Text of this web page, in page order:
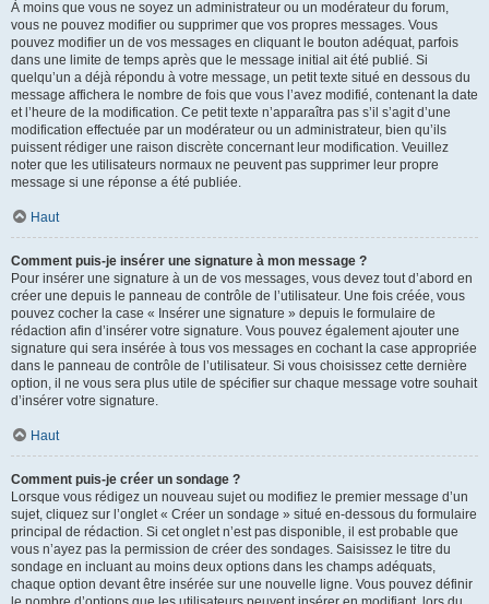
À moins que vous ne soyez un administrateur ou un modérateur du forum,
vous ne pouvez modifier ou supprimer que vos propres messages. Vous
pouvez modifier un de vos messages en cliquant le bouton adéquat, parfois
dans une limite de temps après que le message initial ait été publié. Si
quelqu’un a déjà répondu à votre message, un petit texte situé en dessous du
message affichera le nombre de fois que vous l’avez modifié, contenant la date
et l’heure de la modification. Ce petit texte n’apparaîtra pas s’il s’agit d’une
modification effectuée par un modérateur ou un administrateur, bien qu’ils
puissent rédiger une raison discrète concernant leur modification. Veuillez
noter que les utilisateurs normaux ne peuvent pas supprimer leur propre
message si une réponse a été publiée.
Haut
Comment puis-je insérer une signature à mon message ?
Pour insérer une signature à un de vos messages, vous devez tout d’abord en
créer une depuis le panneau de contrôle de l’utilisateur. Une fois créée, vous
pouvez cocher la case « Insérer une signature » depuis le formulaire de
rédaction afin d’insérer votre signature. Vous pouvez également ajouter une
signature qui sera insérée à tous vos messages en cochant la case appropriée
dans le panneau de contrôle de l’utilisateur. Si vous choisissez cette dernière
option, il ne vous sera plus utile de spécifier sur chaque message votre souhait
d’insérer votre signature.
Haut
Comment puis-je créer un sondage ?
Lorsque vous rédigez un nouveau sujet ou modifiez le premier message d’un
sujet, cliquez sur l’onglet « Créer un sondage » situé en-dessous du formulaire
principal de rédaction. Si cet onglet n’est pas disponible, il est probable que
vous n’ayez pas la permission de créer des sondages. Saisissez le titre du
sondage en incluant au moins deux options dans les champs adéquats,
chaque option devant être insérée sur une nouvelle ligne. Vous pouvez définir